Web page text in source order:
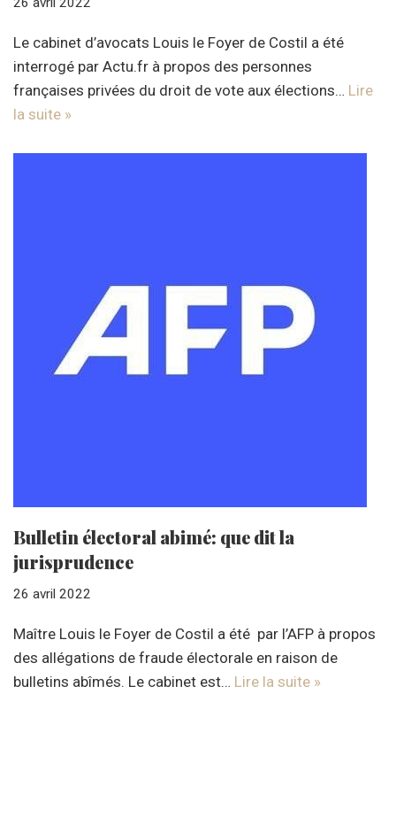
Le cabinet d’avocats Louis le Foyer de Costil a été
interrogé par Actu.fr à propos des personnes
françaises privées du droit de vote aux élections… Lire
la suite »
Bulletin électoral abimé: que dit la
jurisprudence
26 avril 2022
Maître Louis le Foyer de Costil a été par l’AFP à propos
des allégations de fraude électorale en raison de
bulletins abîmés. Le cabinet est… Lire la suite »